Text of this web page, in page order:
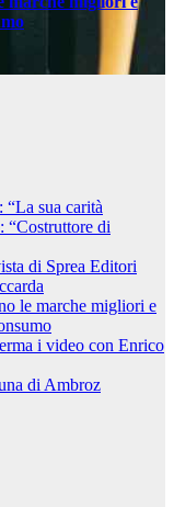
“La sua carità
“Costruttore di
di Sprea Editori
le marche migliori e
i video con Enrico
di Ambroz